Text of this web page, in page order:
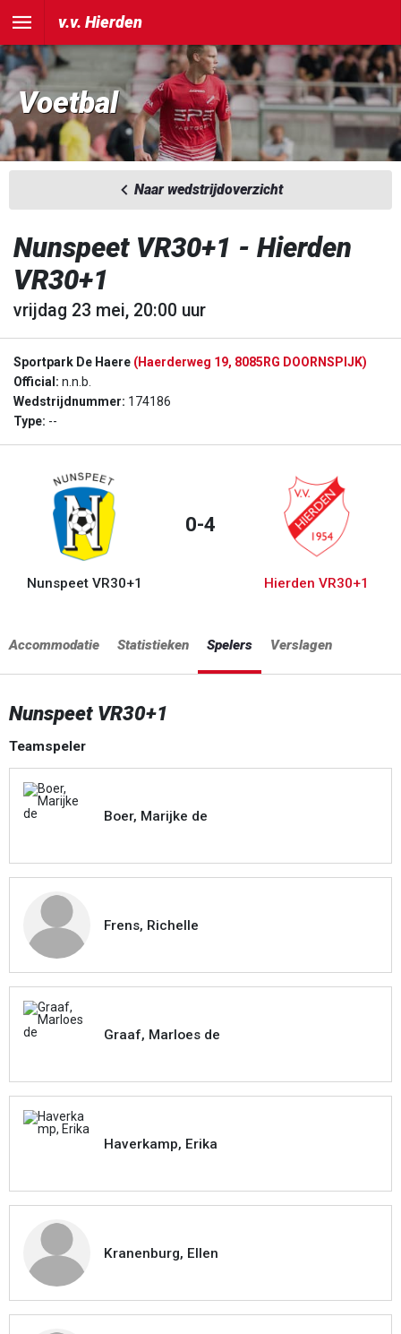
v.v. Hierden
Voetbal
Naar wedstrijdoverzicht
Nunspeet VR30+1 - Hierden
VR30+1
vrijdag 23 mei, 20:00 uur
Sportpark De Haere (Haerderweg 19, 8085RG DOORNSPIJK)
Official: n.n.b.
Wedstrijdnummer: 174186
Type: --
Nunspeet VR30+1
0-4
Hierden VR30+1
Accommodatie Statistieken Spelers Verslagen
Nunspeet VR30+1
Teamspeler
Boer, Marijke de
Frens, Richelle
Graaf, Marloes de
Haverkamp, Erika
Kranenburg, Ellen